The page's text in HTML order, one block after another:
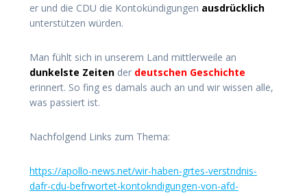
er und die CDU die Kontokündigungen ausdrücklich
unterstützen würden.
Man fühlt sich in unserem Land mittlerweile an
dunkelste Zeiten der deutschen Geschichte
erinnert. So fing es damals auch an und wir wissen alle,
was passiert ist.
Nachfolgend Links zum Thema:
https://apollo-news.net/wir-haben-grtes-verstndnis-
dafr-cdu-befrwortet-kontokndigungen-von-afd-